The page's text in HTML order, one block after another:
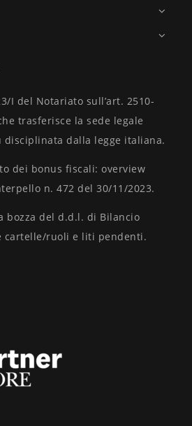
I del Notariato sull’art. 2510-
trasferisce la sede legale
disciplinata dalla legge italiana.
dei bonus fiscali: overview
n. 472 del 30/11/2023.
bozza del d.d.l. di Bilancio
cartelle/ruoli e liti pendenti.